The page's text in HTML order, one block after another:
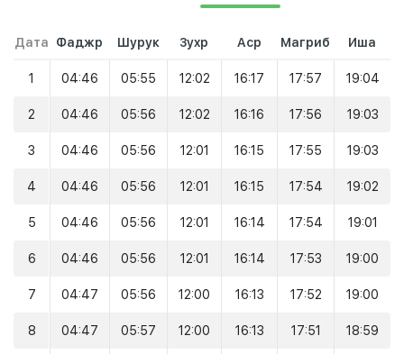
Дата Фаджр Шурук Зухр Аср Магриб Иша
1 04:46 05:55 12:02 16:17 17:57 19:04
2 04:46 05:56 12:02 16:16 17:56 19:03
3 04:46 05:56 12:01 16:15 17:55 19:03
4 04:46 05:56 12:01 16:15 17:54 19:02
5 04:46 05:56 12:01 16:14 17:54 19:01
6 04:46 05:56 12:01 16:14 17:53 19:00
7 04:47 05:56 12:00 16:13 17:52 19:00
8 04:47 05:57 12:00 16:13 17:51 18:59